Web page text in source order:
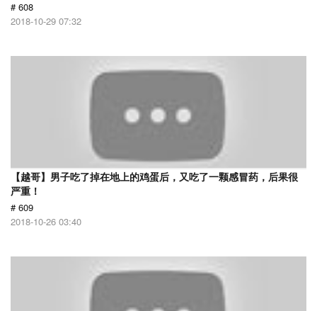
# 608
2018-10-29 07:32
【越哥】男子吃了掉在地上的鸡蛋后，又吃了一颗感冒药，后果很
严重！
# 609
2018-10-26 03:40